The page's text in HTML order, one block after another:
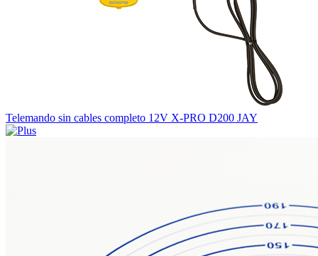
Telemando sin cables completo 12V X-PRO D200 JAY